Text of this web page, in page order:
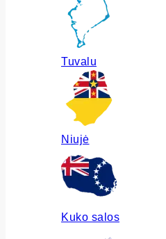
Tuvalu
Niujė
Kuko salos